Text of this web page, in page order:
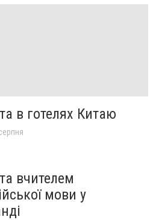
в готелях Китаю
вчителем
мови у